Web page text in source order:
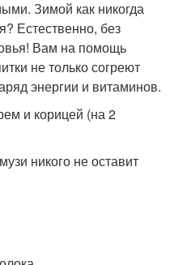
Зимой как никогда
Естественно, без
Вам на помощь
не только согреют
энергии и витаминов.
и корицей (на 2
никого не оставит